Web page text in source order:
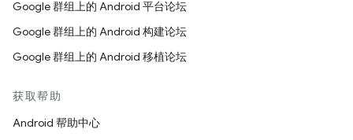
Google 群组上的 Android 平台论坛
Google 群组上的 Android 构建论坛
Google 群组上的 Android 移植论坛
获取帮助
Android 帮助中心